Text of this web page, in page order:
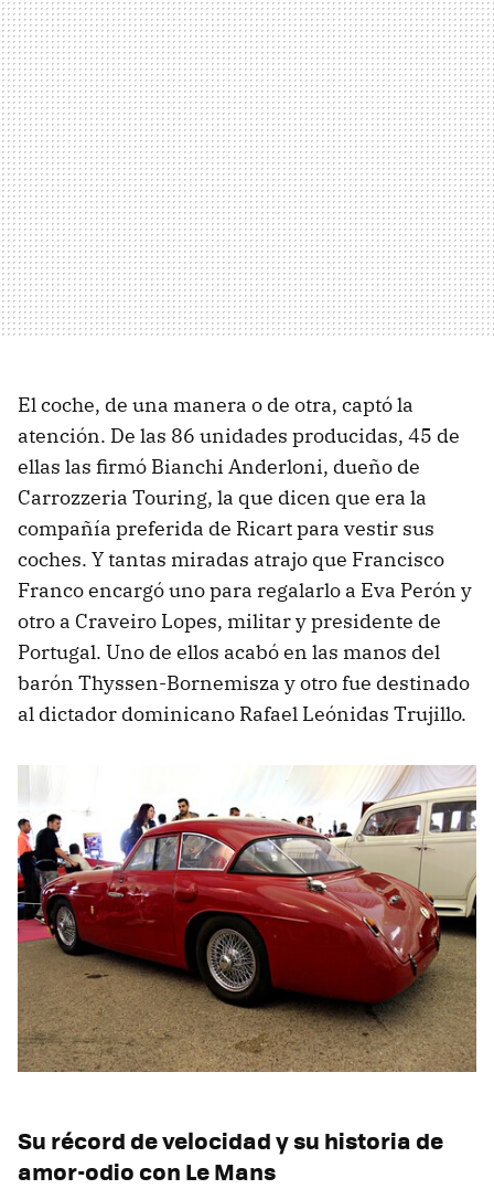
El coche, de una manera o de otra, captó la
atención. De las 86 unidades producidas, 45 de
ellas las firmó Bianchi Anderloni, dueño de
Carrozzeria Touring, la que dicen que era la
compañía preferida de Ricart para vestir sus
coches. Y tantas miradas atrajo que Francisco
Franco encargó uno para regalarlo a Eva Perón y
otro a Craveiro Lopes, militar y presidente de
Portugal. Uno de ellos acabó en las manos del
barón Thyssen-Bornemisza y otro fue destinado
al dictador dominicano Rafael Leónidas Trujillo.
Su récord de velocidad y su historia de
amor-odio con Le Mans